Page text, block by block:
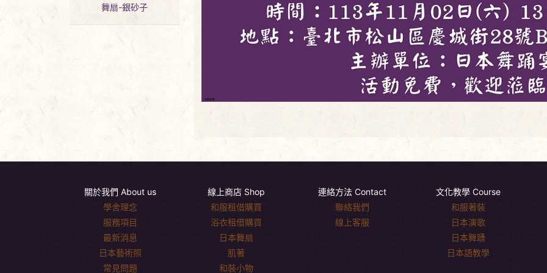
舞扇-銀砂子
關於我們 About us
學舍理念
服務項目
最新消息
日本藝術照
常見問題
線上商店 Shop
和服租借購買
浴衣租借購買
日本舞扇
肌著
和裝小物
連絡方法 Contact
聯絡我們
線上客服
文化教學 Course
和服著裝
日本演歌
日本舞踴
日本語教學